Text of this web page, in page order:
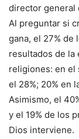
director general
Al preguntar si
gana, el 27% de
resultados de la
religiones: en el
el 28%; 20% en
Asimismo, el
y el 19% de los
Dios interviene.